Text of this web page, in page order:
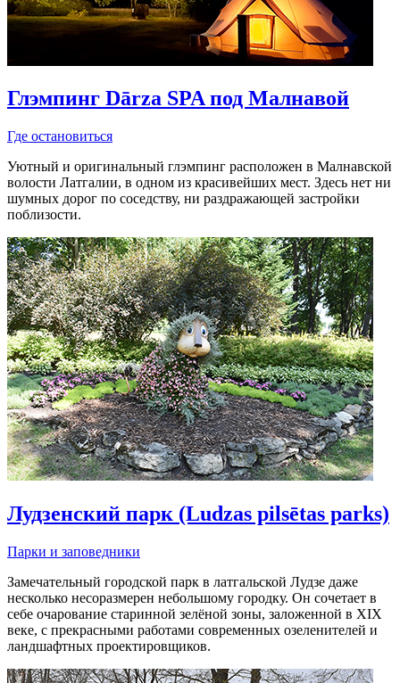
Глэмпинг Dārza SPA под Малнавой
Где остановиться
Уютный и оригинальный глэмпинг расположен в Малнавской
волости Латгалии, в одном из красивейших мест. Здесь нет ни
шумных дорог по соседству, ни раздражающей застройки
поблизости.
Лудзенский парк (Ludzas pilsētas parks)
Парки и заповедники
Замечательный городской парк в латгальской Лудзе даже
несколько несоразмерен небольшому городку. Он сочетает в
себе очарование старинной зелёной зоны, заложенной в XIX
веке, с прекрасными работами современных озеленителей и
ландшафтных проектировщиков.